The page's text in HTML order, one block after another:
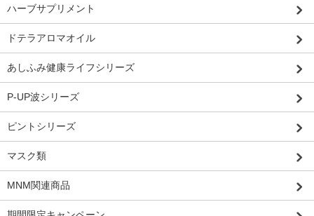
ハーブサプリメント
ドテラアロマオイル
あしふみ健康ライフシリーズ
P-UP波シリーズ
ピントシリーズ
マスク類
MNM関連商品